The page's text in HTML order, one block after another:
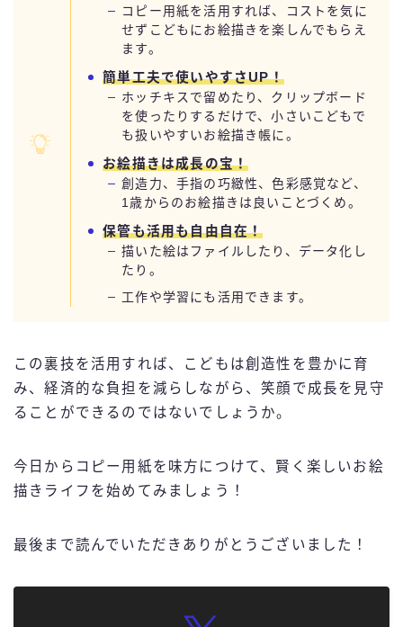
コピー用紙を活用すれば、コストを気に
せずこどもにお絵描きを楽しんでもらえ
ます。
簡単工夫で使いやすさUP！
ホッチキスで留めたり、クリップボード
を使ったりするだけで、小さいこどもで
も扱いやすいお絵描き帳に。
お絵描きは成長の宝！
創造力、手指の巧緻性、色彩感覚など、
1歳からのお絵描きは良いことづくめ。
保管も活用も自由自在！
描いた絵はファイルしたり、データ化し
たり。
工作や学習にも活用できます。
この裏技を活用すれば、こどもは創造性を豊かに育
み、経済的な負担を減らしながら、笑顔で成長を見守
ることができるのではないでしょうか。
今日からコピー用紙を味方につけて、賢く楽しいお絵
描きライフを始めてみましょう！
最後まで読んでいただきありがとうございました！